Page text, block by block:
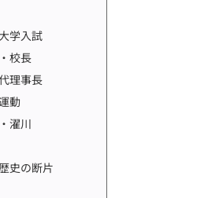
学入試
校長
理事長
動
濯川
史の断片